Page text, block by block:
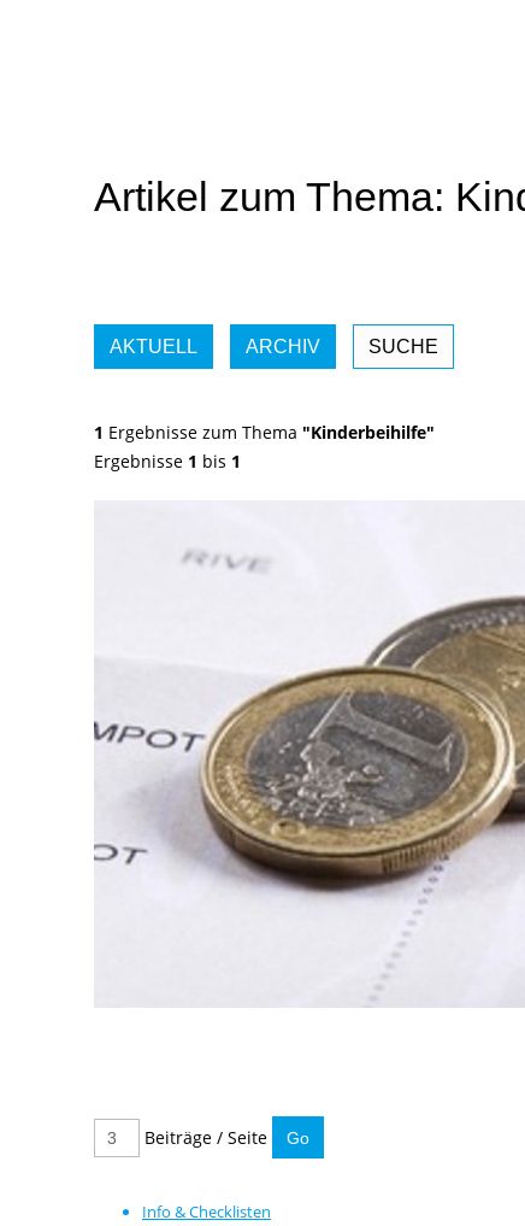
Artikel zum Thema:
AKTUELL ARCHIV SUCHE
1 Ergebnisse zum Thema "Kinderbeihilfe"
Ergebnisse 1 bis 1
Beiträge / Seite
Info & Checklisten